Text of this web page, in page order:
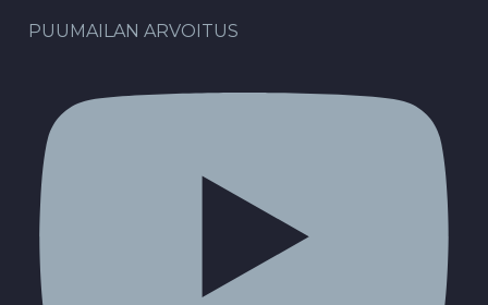
PUUMAILAN ARVOITUS